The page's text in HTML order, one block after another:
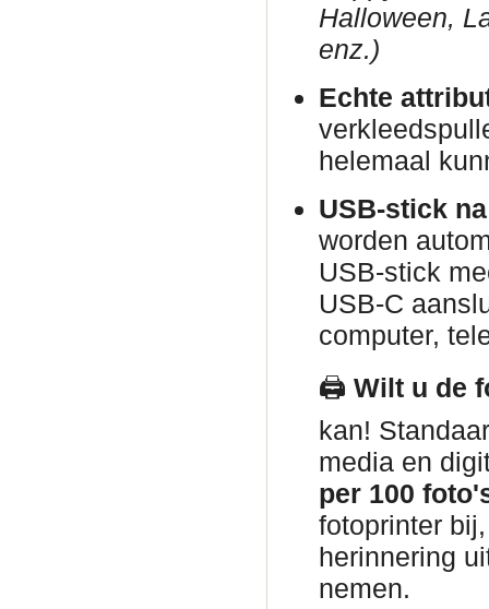
Halloween,
enz.)
Echte
helemaal
USB-stick
worden
USB-stick
USB-C
computer,
🖨️ Wilt u de
kan!
media en
per 100
fotoprinter
herinnering
nemen.